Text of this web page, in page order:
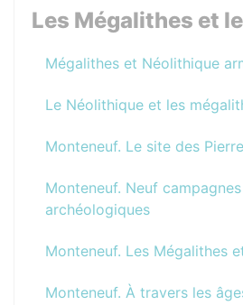
Les Mégalithes et
Mégalithes et Néolithique
Le Néolithique et les
Monteneuf. Le site des
Monteneuf. Neuf
archéologiques
Monteneuf. Les Mégalithes
Monteneuf. À travers les